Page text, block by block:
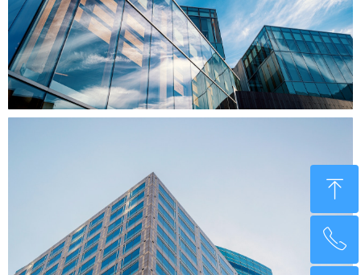
ꁸ
回到顶部
ꂅ